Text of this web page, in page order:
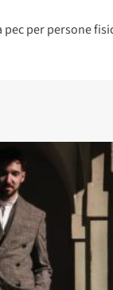
pec per persone